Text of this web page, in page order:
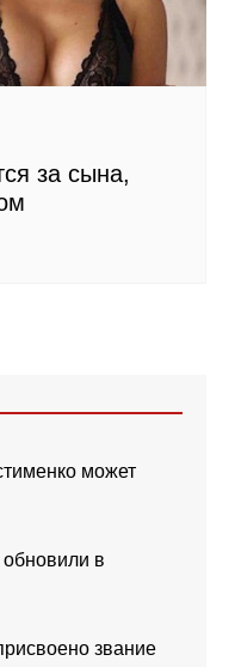
за сына,
может
в
звание